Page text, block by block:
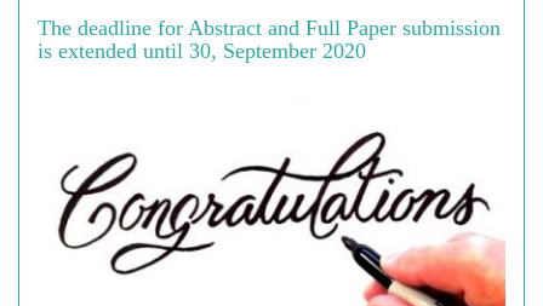
The deadline for Abstract and Full Paper submission
is extended until 30, September 2020